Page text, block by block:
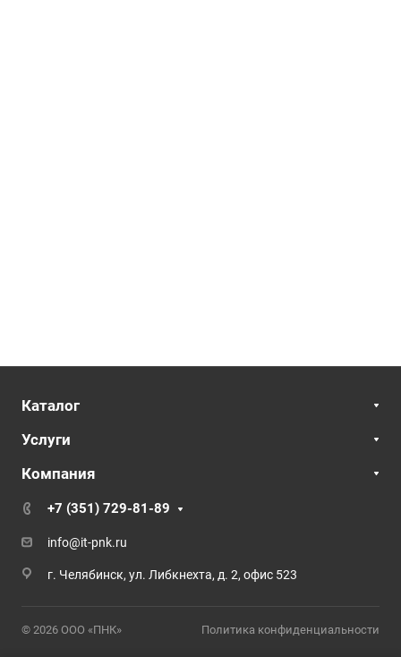
Каталог
Услуги
Компания
+7 (351) 729-81-89
info@it-pnk.ru
г. Челябинск, ул. Либкнехта, д. 2, офис 523
© 2026 ООО «ПНК» Политика конфиденциальности